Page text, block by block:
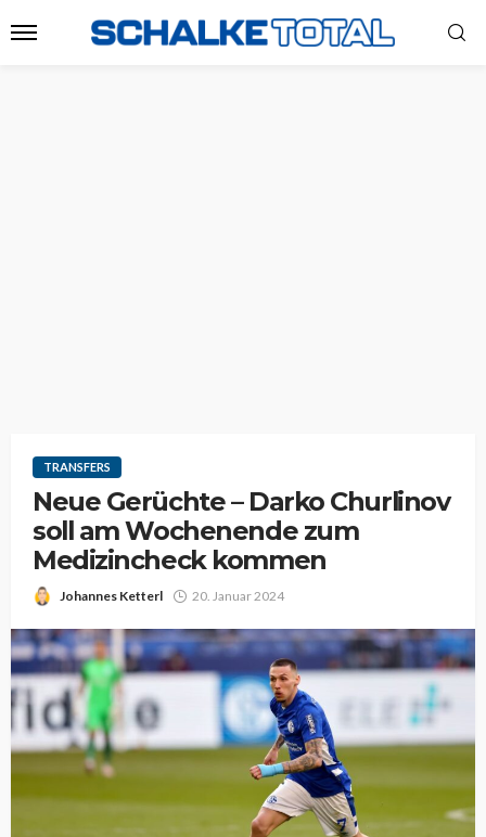
TRANSFERS
Neue Gerüchte – Darko Churlinov
soll am Wochenende zum
Medizincheck kommen
Johannes Ketterl 20. Januar 2024